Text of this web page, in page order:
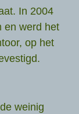
In 2004
en werd het
op het
weinig